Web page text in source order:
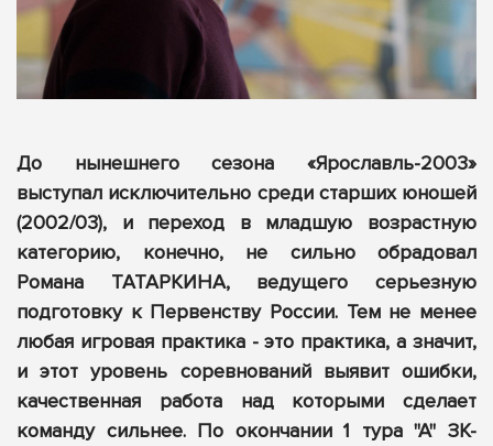
До нынешнего сезона «Ярославль-2003»
выступал исключительно среди старших юношей
(2002/03), и переход в младшую возрастную
категорию, конечно, не сильно обрадовал
Романа ТАТАРКИНА, ведущего серьезную
подготовку к Первенству России. Тем не менее
любая игровая практика - это практика, а значит,
и этот уровень соревнований выявит ошибки,
качественная работа над которыми сделает
команду сильнее. По окончании 1 тура "А" ЗК-